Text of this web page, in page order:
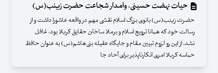
حیات نهضت حسینی، وامدار شجاعت حضرت زینب(س)
حضرت زینب(س) بانوی بزرگ اسلام نقشی مهم در واقعه عاشورا داشت و از
رسالت خود که همانا ترویج اسلام و برملا ساختن حقایق کربلا بود، غافل
نشد. از این رو لزوم تبیین مقام و جایگاه عقیله بنی‌هاشم(س) به عنوان حافظ
حماسه کربلا امری انکارناپذیر برای آحاد جا